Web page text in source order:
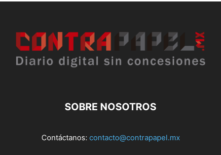
SOBRE NOSOTROS
Contáctanos: contacto@contrapapel.mx